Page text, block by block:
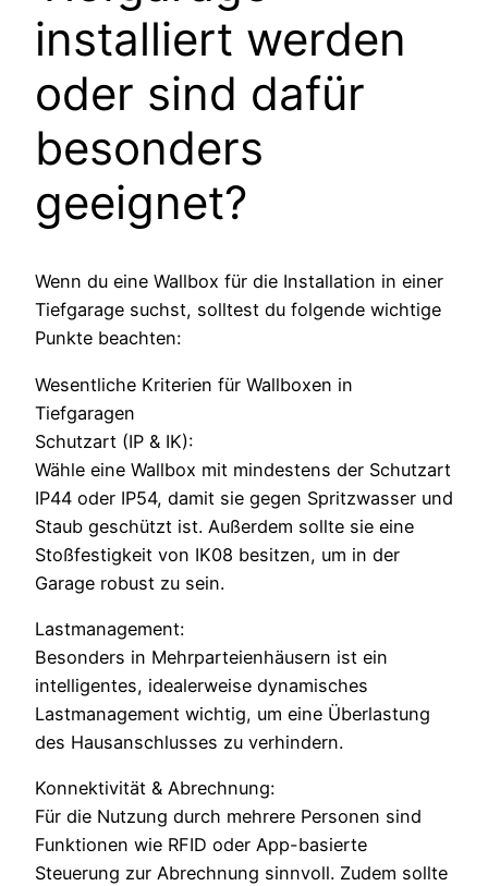
installiert werden
oder sind dafür
besonders
geeignet?
Wenn du eine Wallbox für die Installation in einer
Tiefgarage suchst, solltest du folgende wichtige
Punkte beachten:
Wesentliche Kriterien für Wallboxen in
Tiefgaragen
Schutzart (IP & IK):
Wähle eine Wallbox mit mindestens der Schutzart
IP44 oder IP54, damit sie gegen Spritzwasser und
Staub geschützt ist. Außerdem sollte sie eine
Stoßfestigkeit von IK08 besitzen, um in der
Garage robust zu sein.
Lastmanagement:
Besonders in Mehrparteienhäusern ist ein
intelligentes, idealerweise dynamisches
Lastmanagement wichtig, um eine Überlastung
des Hausanschlusses zu verhindern.
Konnektivität & Abrechnung:
Für die Nutzung durch mehrere Personen sind
Funktionen wie RFID oder App-basierte
Steuerung zur Abrechnung sinnvoll. Zudem sollte